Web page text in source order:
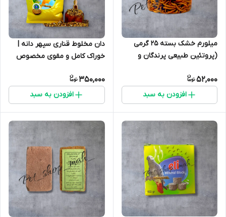
میلورم خشک بسته ۲۵ گرمی
(پروتئین طبیعی پرندگان و
52,000
افزودن به سبد
دان مخلوط قناری سپهر دانه |
خوراک کامل و مقوی مخصوص
350,000
افزودن به سبد